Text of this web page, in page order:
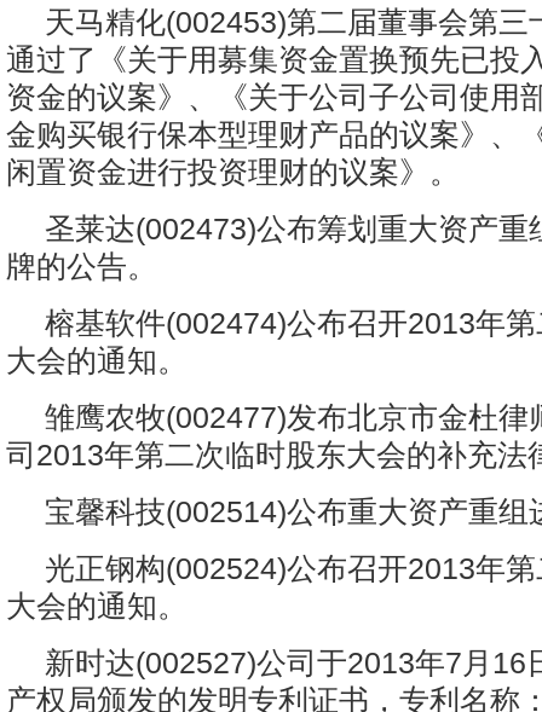
天马精化(002453)第二届董事会第三
通过了《关于用募集资金置换预先已投
资金的议案》、《关于公司子公司使用
金购买银行保本型理财产品的议案》、
闲置资金进行投资理财的议案》。
圣莱达(002473)公布筹划重大资产重
牌的公告。
榕基软件(002474)公布召开2013年
大会的通知。
雏鹰农牧(002477)发布北京市金杜律
司2013年第二次临时股东大会的补充法
宝馨科技(002514)公布重大资产重组
光正钢构(002524)公布召开2013年
大会的通知。
新时达(002527)公司于2013年7月16
产权局颁发的发明专利证书，专利名称